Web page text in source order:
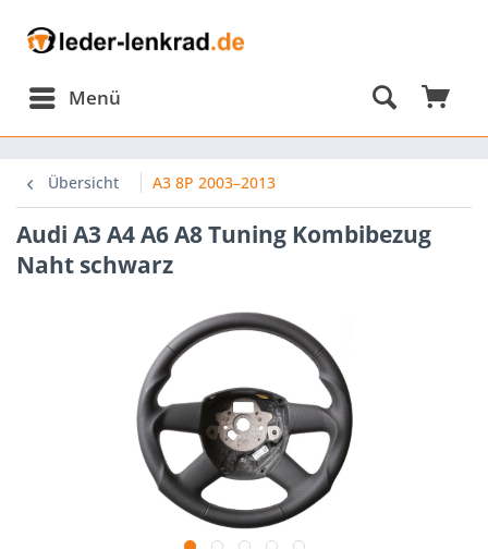
Menü
Übersicht A3 8P 2003–2013
Audi A3 A4 A6 A8 Tuning Kombibezug
Naht schwarz